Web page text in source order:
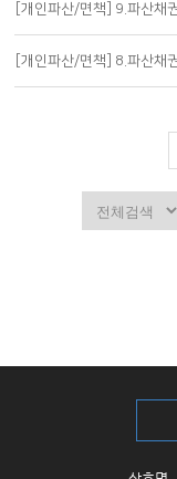
[개인파산/면책] 9.파산채
[개인파산/면책] 8.파산채